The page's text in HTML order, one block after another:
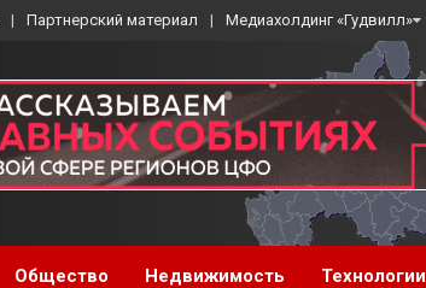
Партнерский материал Медиахолдинг «Гудвилл»
Общество Недвижимость Технологии